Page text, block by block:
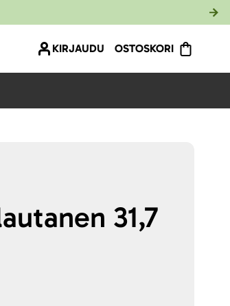
KIRJAUDU OSTOSKORI
31,7